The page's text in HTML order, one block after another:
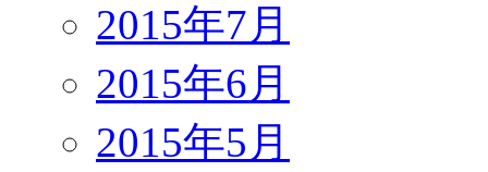
2015年7月
2015年6月
2015年5月